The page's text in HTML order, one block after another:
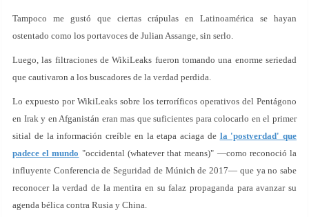
Tampoco me gustó que ciertas crápulas en Latinoamérica se hayan
ostentado como los portavoces de Julian Assange, sin serlo.
Luego, las filtraciones de WikiLeaks fueron tomando una enorme seriedad
que cautivaron a los buscadores de la verdad perdida.
Lo expuesto por WikiLeaks sobre los terroríficos operativos del Pentágono
en Irak y en Afganistán eran mas que suficientes para colocarlo en el primer
sitial de la información creíble en la etapa aciaga de la 'postverdad' que
padece el mundo "occidental (whatever that means)" —como reconoció la
influyente Conferencia de Seguridad de Múnich de 2017— que ya no sabe
reconocer la verdad de la mentira en su falaz propaganda para avanzar su
agenda bélica contra Rusia y China.